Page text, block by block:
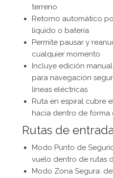
terreno
Retorno automático
líquido o batería
Permite pausar y
cualquier momento
Incluye edición
para navegación
líneas eléctricas
Ruta en espiral cubre
hacia dentro de forma
Rutas de
Modo Punto de
vuelo dentro de rutas
Modo Zona Segura: